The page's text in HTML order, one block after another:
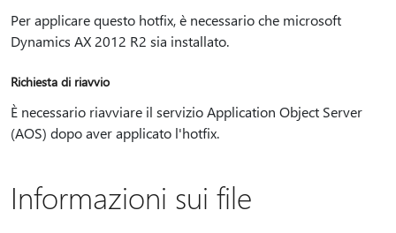
Per applicare questo hotfix, è necessario che microsoft
Dynamics AX 2012 R2 sia installato.
Richiesta di riavvio
È necessario riavviare il servizio Application Object Server
(AOS) dopo aver applicato l'hotfix.
Informazioni sui file